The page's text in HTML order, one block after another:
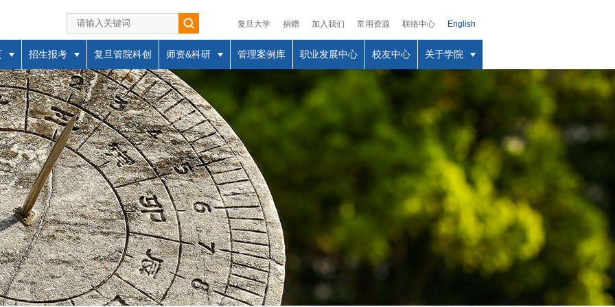
复旦大学 捐赠 加入我们 常用资源 联络中心 English
招生报考 复旦管院科创 师资&科研 管理案例库 职业发展中心 校友中心 关于学院